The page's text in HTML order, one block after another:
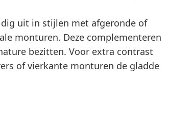
uit in stijlen met afgeronde of
monturen. Deze complementeren
bezitten. Voor extra contrast
of vierkante monturen de gladde